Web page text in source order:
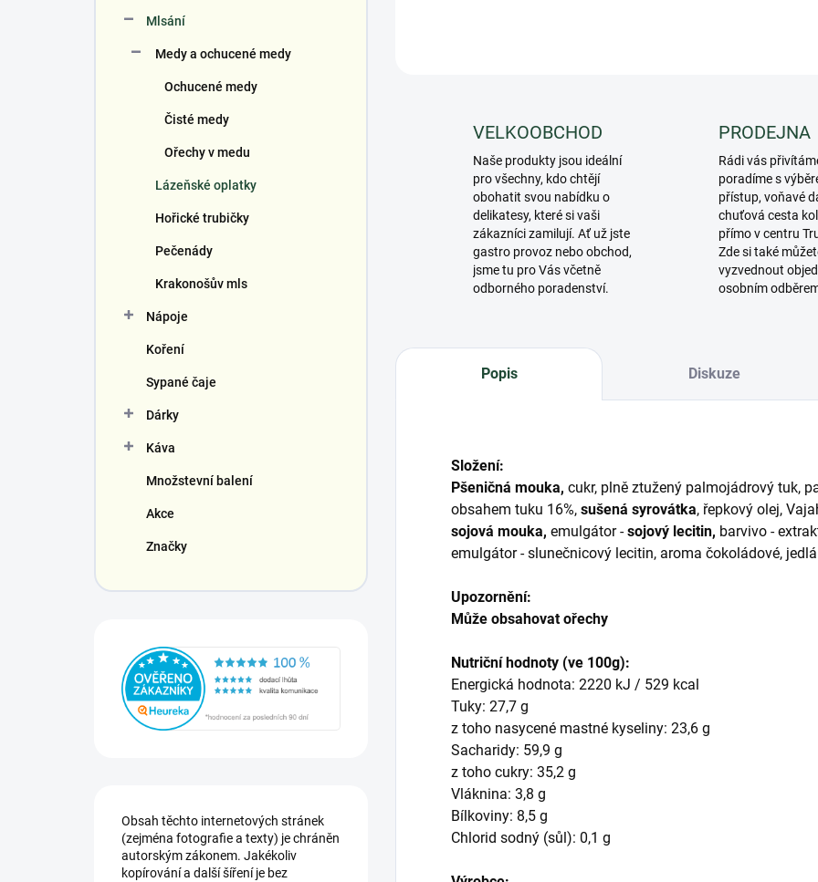
Mlsání
Medy a ochucené medy
Ochucené medy
Čisté medy
Ořechy v medu
Lázeňské oplatky
Hořické trubičky
Pečenády
Krakonošův mls
Nápoje
Koření
Sypané čaje
Dárky
Káva
Množstevní balení
Akce
Značky
Obsah těchto internetových stránek
(zejména fotografie a texty) je chráněn
autorským zákonem. Jakékoliv
kopírování a další šíření je bez
VELKOOBCHOD
Naše produkty jsou ideální
pro všechny, kdo chtějí
obohatit svou nabídku o
delikatesy, které si vaši
zákazníci zamilují. Ať už jste
gastro provoz nebo obchod,
jsme tu pro Vás včetně
odborného poradenství.
PRODEJNA
Rádi vás
poradíme s
přístup, voňavé
chuťová cesta
přímo v centru
Zde si také
vyzvednout
osobním
Popis Diskuze
Složení:
Pšeničná mouka, cukr, plně ztužený palmojádrový tuk,
obsahem tuku 16%, sušená syrovátka, řepkový olej,
sojová mouka, emulgátor -sojový lecitin, barvivo -
emulgátor - slunečnicový lecitin, aroma čokoládové,
Upozornění:
Může obsahovat ořechy
Nutriční hodnoty (ve 100g):
Energická hodnota: 2220 kJ / 529 kcal
Tuky: 27,7 g
z toho nasycené mastné kyseliny: 23,6 g
Sacharidy: 59,9 g
z toho cukry: 35,2 g
Vláknina: 3,8 g
Bílkoviny: 8,5 g
Chlorid sodný (sůl): 0,1 g